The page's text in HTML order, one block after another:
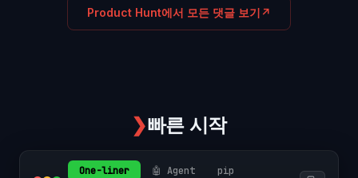
Product Hunt에서 모든 댓글 보기 ↗
❯빠른 시작
One-liner 🤖 Agent
pip